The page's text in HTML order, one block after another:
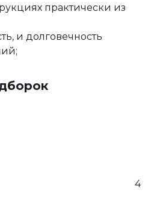
практически из
и долговечность
4